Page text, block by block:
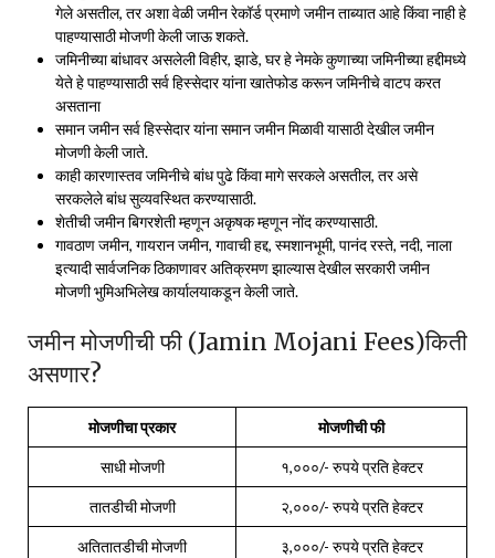
गेले असतील, तर अशा वेळी जमीन रेकॉर्ड प्रमाणे जमीन ताब्यात आहे किंवा नाही हे
पाहण्यासाठी मोजणी केली जाऊ शकते.
जमिनीच्या बांधावर असलेली विहीर, झाडे, घर हे नेमके कुणाच्या जमिनीच्या हद्दीमध्ये
येते हे पाहण्यासाठी सर्व हिस्सेदार यांना खातेफोड करून जमिनीचे वाटप करत
असताना
समान जमीन सर्व हिस्सेदार यांना समान जमीन मिळावी यासाठी देखील जमीन
मोजणी केली जाते.
काही कारणास्तव जमिनीचे बांध पुढे किंवा मागे सरकले असतील, तर असे
सरकलेले बांध सुव्यवस्थित करण्यासाठी.
शेतीची जमीन बिगरशेती म्हणून अकृषक म्हणून नोंद करण्यासाठी.
गावठाण जमीन, गायरान जमीन, गावाची हद्द, स्मशानभूमी, पानंद रस्ते, नदी, नाला
इत्यादी सार्वजनिक ठिकाणावर अतिक्रमण झाल्यास देखील सरकारी जमीन
मोजणी भुमिअभिलेख कार्यालयाकडून केली जाते.
जमीन मोजणीची फी (Jamin Mojani Fees)किती
असणार?
मोजणीचा प्रकार मोजणीची फी
साधी मोजणी १,०००/- रुपये प्रति हेक्टर
तातडीची मोजणी २,०००/- रुपये प्रति हेक्‍टर
अतितातडीची मोजणी ३,०००/- रुपये प्रति हेक्‍टर